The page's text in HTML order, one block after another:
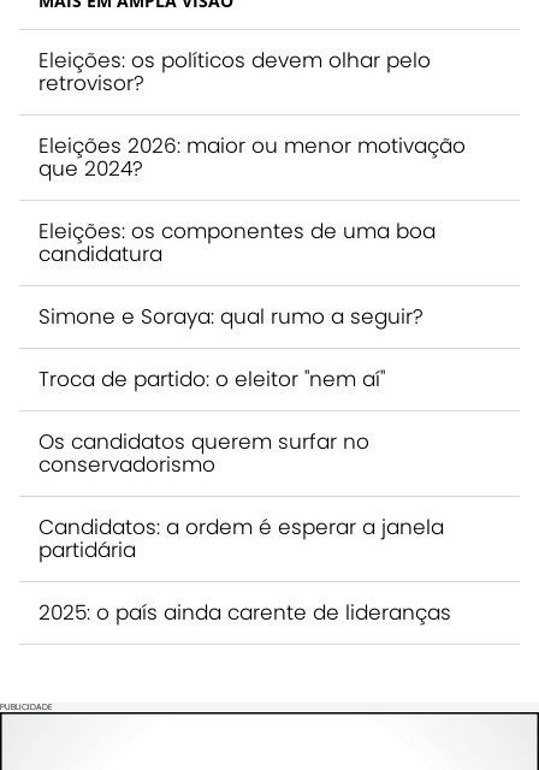
Eleições: os políticos devem olhar pelo
retrovisor?
Eleições 2026: maior ou menor motivação
que 2024?
Eleições: os componentes de uma boa
candidatura
Simone e Soraya: qual rumo a seguir?
Troca de partido: o eleitor "nem aí"
Os candidatos querem surfar no
conservadorismo
Candidatos: a ordem é esperar a janela
partidária
2025: o país ainda carente de lideranças
PUBLICIDADE